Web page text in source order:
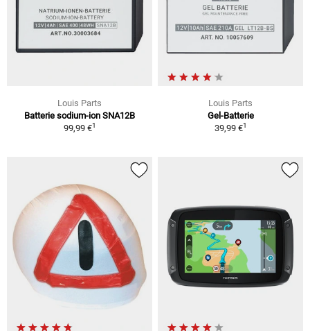
Louis Parts
Batterie sodium-ion SNA12B
99,99 €1
Louis Parts
Gel-Batterie
39,99 €1